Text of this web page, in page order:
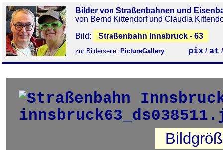
Bilder von Straßenbahnen und
von Bernd Kittendorf und Claudia
Bild:
Straßenbahn Innsbruck - 63
zur Bilderserie: PictureGallery pix / at